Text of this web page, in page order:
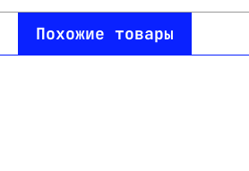
Похожие товары